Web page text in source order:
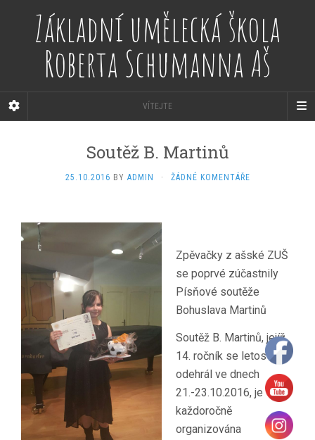
Základní umělecká škola
Roberta Schumanna Aš
VÍTEJTE
Soutěž B. Martinů
25.10.2016 BY ADMIN · ŽÁDNÉ KOMENTÁŘE
Zpěvačky z ašské ZUŠ
se poprvé zúčastnily
Písňové soutěže
Bohuslava Martinů
Soutěž B. Martinů, jejíž
14. ročník se letos
odehrál ve dnech
21.-23.10.2016, je
každoročně
organizována